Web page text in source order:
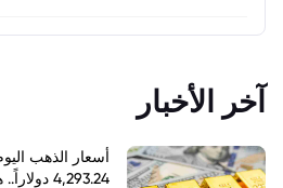
آخر الأخبار